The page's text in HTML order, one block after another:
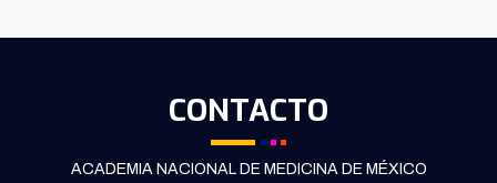
CONTACTO
ACADEMIA NACIONAL DE MEDICINA DE MÉXICO